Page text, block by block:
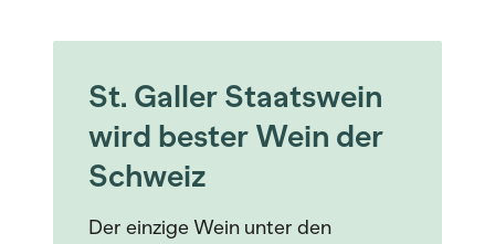
St. Galler Staatswein
wird bester Wein der
Schweiz
Der einzige Wein unter den